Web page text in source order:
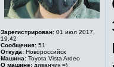
Зарегистрирован: 01 июл 2017,
19:42
Сообщения: 51
Откуда: Новороссийск
Машина: Toyota Vista Ardeo
О машине: диванчик =)